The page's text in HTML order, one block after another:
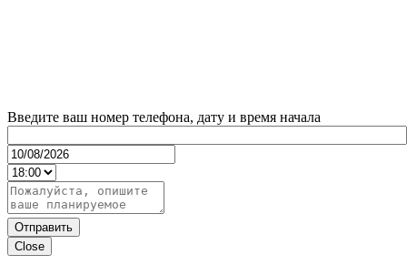
Введите ваш номер телефона, дату и время начала
Отправить
Close